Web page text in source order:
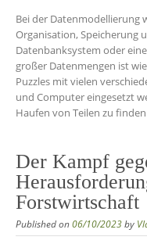
Bei der Datenmodellierung
Organisation, Speicherung
Datenbanksystem oder
großer Datenmengen ist
Puzzles mit vielen
und Computer eingesetzt
Haufen von Teilen zu
Der Kampf
Forstwirtschaft
Published on06/10/2023by